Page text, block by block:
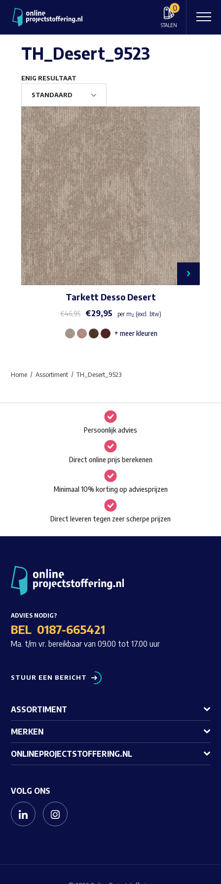
0
STALEN
Waar ben je naar op zoek?
TH_Desert_9523
ENIG RESULTAAT
Tarkett Desso Desert
€46,95 €29,95 per m² (excl. btw)
Dit
Deze
optie
kan
gekozen
worden
op
de
productpagina
+ meer kleuren
Home Assortiment TH_Desert_9523
Persoonlijk advies
Direct online prijs berekenen
Minimaal 10% korting op adviesprijzen
Direct leveren tegen zeer scherpe prijzen
ADVIES NODIG?
BEL 0187-665421
Ma. t/m vr. bereikbaar van 09.00 tot 17.00 uur
STUUR EEN BERICHT
ASSORTIMENT
MERKEN
ONLINEPROJECTSTOFFERING.NL
VOLG ONS